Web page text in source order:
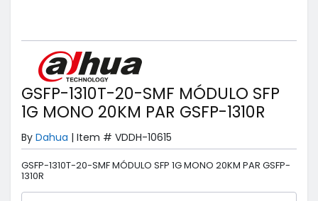
GSFP-1310T-20-SMF MÓDULO SFP
1G MONO 20KM PAR GSFP-1310R
By Dahua | Item # VDDH-10615
GSFP-1310T-20-SMF MÓDULO SFP 1G MONO 20KM PAR GSFP-
1310R